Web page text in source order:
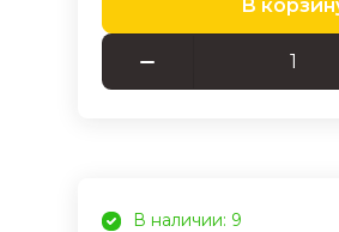
В
В наличии: 9